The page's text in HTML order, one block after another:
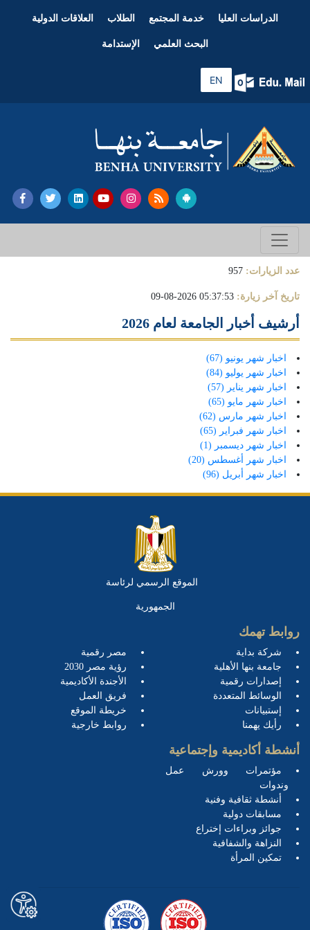
الدراسات العليا خدمة المجتمع الطلاب العلاقات الدولية
البحث العلمي الإستدامة
EN
عدد الزيارات: 957
تاريخ آخر زيارة: 05:37:53 2026-08-09
أرشيف أخبار الجامعة لعام 2026
اخبار شهر يونيو (67)
اخبار شهر يوليو (84)
اخبار شهر يناير (57)
اخبار شهر مايو (65)
اخبار شهر مارس (62)
اخبار شهر فبراير (65)
اخبار شهر ديسمبر (1)
اخبار شهر أغسطس (20)
اخبار شهر أبريل (96)
الموقع الرسمي لرئاسة
الجمهورية
روابط تهمك
شركة بداية
جامعة بنها الأهلية
إصدارات رقمية
الوسائط المتعددة
إستبيانات
رأيك يهمنا
مصر رقمية
رؤية مصر 2030
الأجندة الأكاديمية
فريق العمل
خريطة الموقع
روابط خارجية
أنشطة أكاديمية وإجتماعية
مؤتمرات وورش عمل
وندوات
أنشطة ثقافية وفنية
مسابقات دولية
جوائز وبراءات إختراع
النزاهة والشفافية
تمكين المرأة